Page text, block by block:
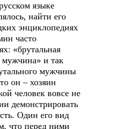
языке
найти его
энциклопедиях
часто
«брутальная
мужчина» и так
мужчины
он – хозяин
человек вовсе не
демонстрировать
Один его вид
что перед ними